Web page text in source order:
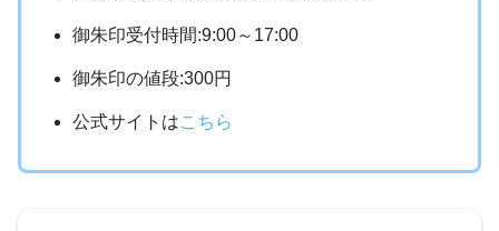
御朱印受付時間:9:00～17:00
御朱印の値段:300円
公式サイトはこちら